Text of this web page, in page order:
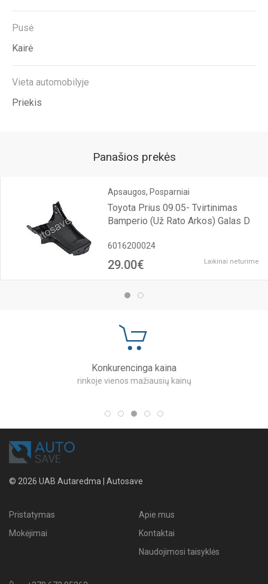
Pusė
Kairė
Vieta automobilyje
Priekis
Panašios prekės
Apsaugos, Posparniai
Toyota Prius 09.05- Tvirtinimas
Bamperio (Už Rato Arkos) Galas D
6016200024
29.00€ Laikinai neturime
Konkurencinga kaina
rinkoje vienos mažiausių kainų
© 2026 UAB Autaredma | Autosave
Pristatymas
Mokėjimai
Apie mus
Kontaktai
Naudojimosi taisyklės